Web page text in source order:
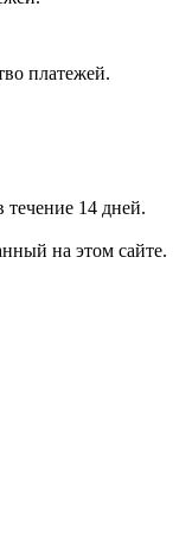
платежей.
течение 14 дней.
на этом сайте.